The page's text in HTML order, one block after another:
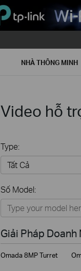
NHÀ THÔNG MINH
Video hỗ
Type:
Tất Cả
Thiết Bị Mạng
Nhà Thông Minh
Giải Pháp Doanh
Dịch Vụ Viễn Thông
Số Model:
Giải Pháp
Omada 8MP Turret